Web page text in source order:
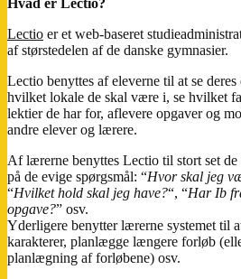
Lectio er et web-baseret
af størstedelen af de danske gymnasier.
Lectio benyttes af eleverne til at se deres
hvilket lokale de skal være i, se hvilket
lektier de har for, aflevere opgaver og
andre elever og lærere.
Af lærerne benyttes Lectio til stort set de
på de evige spørgsmål: “Hvor skal jeg
“Hvilket hold skal jeg have?“, “Har Ib
opgave?” osv.
Yderligere benytter lærerne systemet til
karakterer, planlægge længere forløb
planlægning af forløbene) osv.